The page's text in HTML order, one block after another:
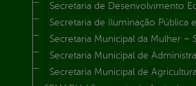
Secretaria de Desenvolvimento
Secretaria de Iluminação Pública
Secretaria Municipal da Mulher –
Secretaria Municipal de
Secretaria Municipal de